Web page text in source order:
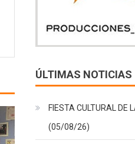
ÚLTIMAS NOTICIAS
FIESTA CULTURAL DE
(05/08/26)